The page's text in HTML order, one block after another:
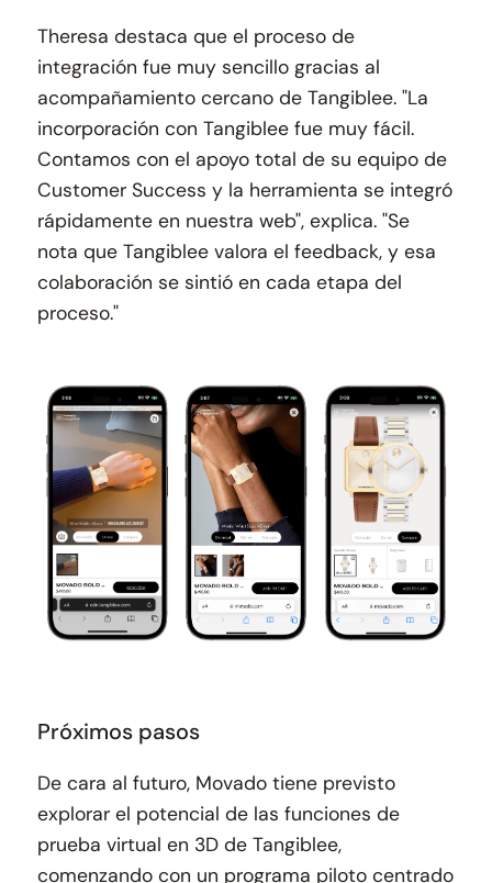
Theresa destaca que el proceso de
integración fue muy sencillo gracias al
acompañamiento cercano de Tangiblee. "La
incorporación con Tangiblee fue muy fácil.
Contamos con el apoyo total de su equipo de
Customer Success y la herramienta se integró
rápidamente en nuestra web", explica. "Se
nota que Tangiblee valora el feedback, y esa
colaboración se sintió en cada etapa del
proceso."
Próximos pasos
De cara al futuro, Movado tiene previsto
explorar el potencial de las funciones de
prueba virtual en 3D de Tangiblee,
comenzando con un programa piloto centrado